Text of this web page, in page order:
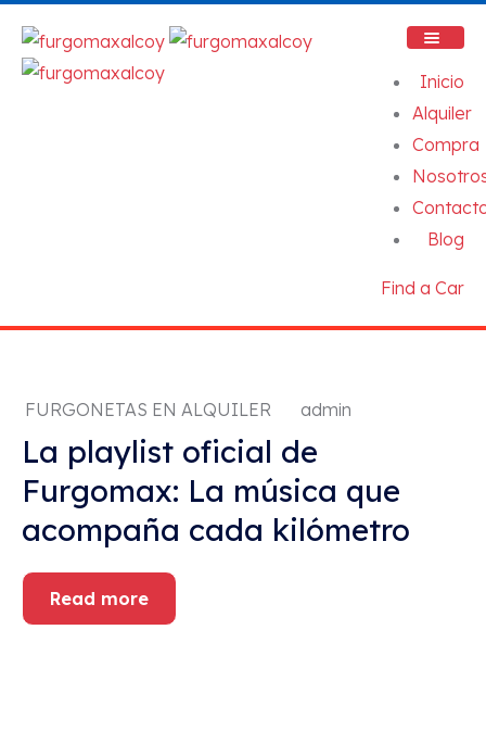
Inicio
Alquiler
Compra
Blog
Find a Car
FURGONETAS EN ALQUILER admin
La playlist oficial de
Furgomax: La música que
acompaña cada kilómetro
Read more